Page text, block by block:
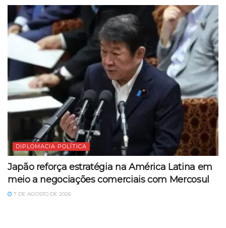
DIPLOMACIA POLÍTICA
Japão reforça estratégia na América Latina em
meio a negociações comerciais com Mercosul
7 DE AGOSTO DE 2026